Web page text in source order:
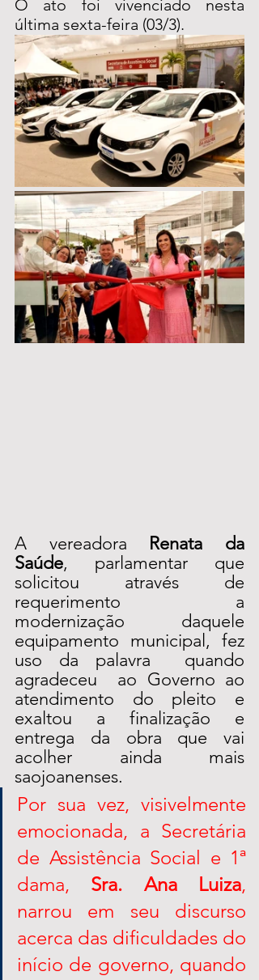
O ato foi vivenciado nesta
última sexta-feira (03/3).
A vereadora Renata da
Saúde, parlamentar que
solicitou através de
requerimento a
modernização  daquele
equipamento municipal, fez
uso da palavra  quando
agradeceu  ao Governo ao
atendimento do pleito e
exaltou a finalização e
entrega da obra que vai
acolher ainda mais
saojoanenses.
Por sua vez, visivelmente
emocionada, a Secretária
de Assistência Social e 1ª
dama, Sra. Ana Luiza,
narrou em seu discurso
acerca das dificuldades do
início de governo, quando